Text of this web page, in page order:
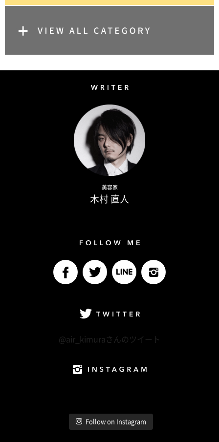
美容家
木村 直人
@air_kimuraさんのツイート
Follow on Instagram